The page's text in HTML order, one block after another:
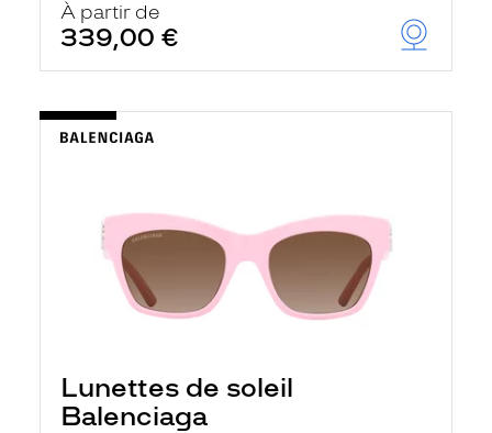
À partir de
339,00 €
Lunettes de soleil
Balenciaga